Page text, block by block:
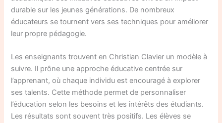
durable sur les jeunes générations. De nombreux
éducateurs se tournent vers ses techniques pour améliorer
leur propre pédagogie.
Les enseignants trouvent en Christian Clavier un modèle à
suivre. Il prône une approche éducative centrée sur
l’apprenant, où chaque individu est encouragé à explorer
ses talents. Cette méthode permet de personnaliser
l’éducation selon les besoins et les intérêts des étudiants.
Les résultats sont souvent très positifs. Les élèves se